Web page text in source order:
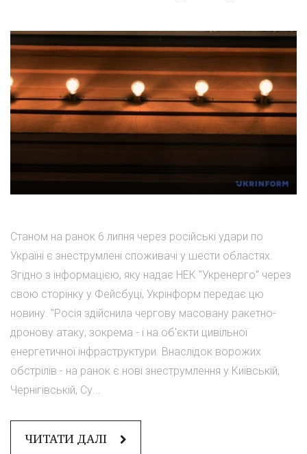
Станом на ранок 6 липня через російські удари по
Україні є знеструмлені споживачі у шести областях.
Згідно з інформацією, яку надає НЕК "Укренерго" через
свою сторінку у Фейсбуці, Укрінформ передає цю
новину. "Росія здійснила чергову масовану ракетно-
дронову атаку, зокрема - і на об'єкти цивільної
енергетичної інфраструктури. Внаслідок ворожих
обстрілів - на ранок є нові знеструмлення у Київській,
Чернігівській, Су...
ЧИТАТИ ДАЛІ